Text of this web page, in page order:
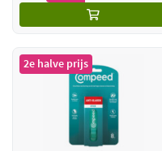
2e halve prijs